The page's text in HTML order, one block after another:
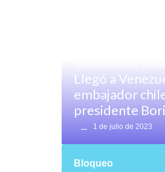
Llegó a
embajador
presidente
1 de julio de 2023
Bloqueo